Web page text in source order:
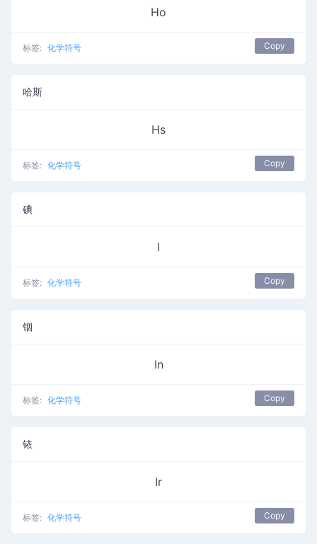
Ho
标签: 化学符号 Copy
哈斯
Hs
标签: 化学符号 Copy
碘
I
标签: 化学符号 Copy
铟
In
标签: 化学符号 Copy
铱
Ir
标签: 化学符号 Copy